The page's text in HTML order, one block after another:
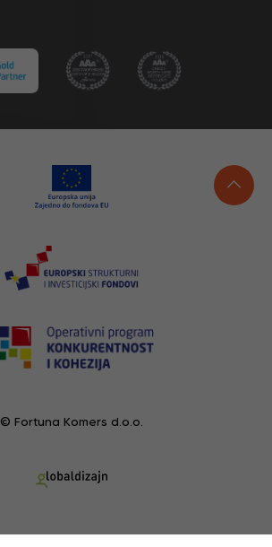
© Fortuna Komers d.o.o.